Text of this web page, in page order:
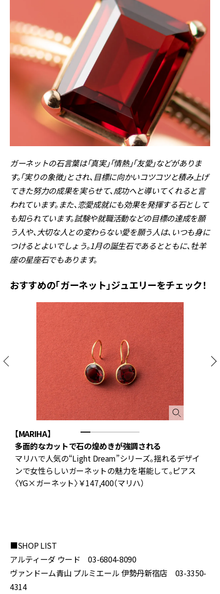
ガーネットの石言葉は「真実」「情熱」「友愛」などがありま
す。「実りの象徴」とされ、目標に向かいコツコツと積み上げ
てきた努力の成果を実らせて、成功へと導いてくれると言
われています。また、恋愛成就にも効果を発揮する石として
も知られています。試験や就職活動などの目標の達成を願
う人や、大切な人との変わらない愛を願う人は、いつも身に
つけるとよいでしょう。1月の誕生石であるとともに、牡羊
座の星座石でもあります。
おすすめの「ガーネット」ジュエリーをチェック！
【MARIHA】
多面的なカットで石の煌めきが強調される
マリハで人気の“Light Dream”シリーズ。揺れるデザイ
ンで女性らしいガーネットの魅力を堪能して。ピアス
〈YG×ガーネット〉￥147,400（マリハ）
■SHOP LIST
アルティーダ ウード 03-6804-8090
ヴァンドーム青山 プルミエール 伊勢丹新宿店 03-3350-
4314